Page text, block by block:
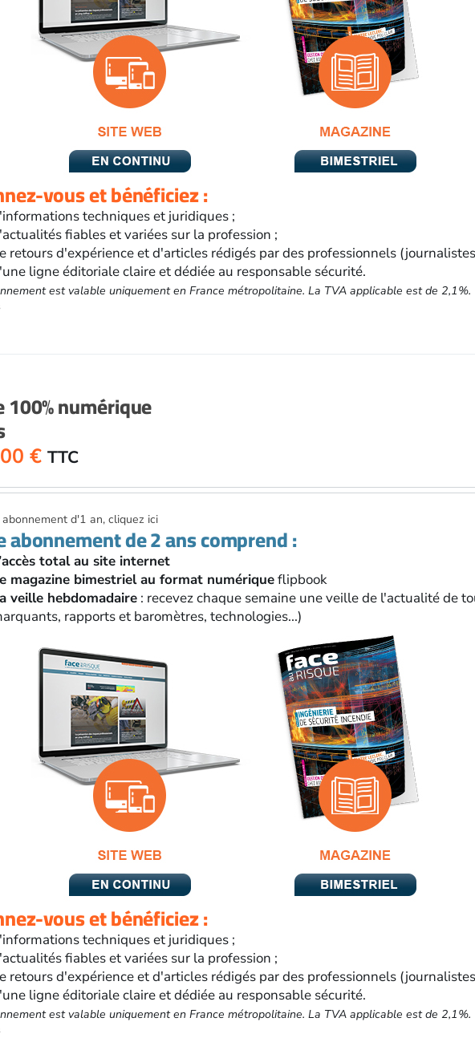
vous et bénéficiez :
techniques et juridiques ;
fiables et variées sur la profession ;
retours d'expérience et d'articles rédigés par des professionnels
ligne éditoriale claire et dédiée au responsable sécurité.
est valable uniquement en France métropolitaine. La TVA applicable est de 2,1%.
numérique
€ TTC
abonnement d'1 an, cliquez ici
abonnement de 2 ans comprend :
total au site internet
magazine bimestriel au format numériqueflipbook
veille hebdomadaire : recevez chaque semaine une veille de l'actualité de
rapports et baromètres, technologies...)
vous et bénéficiez :
techniques et juridiques ;
fiables et variées sur la profession ;
retours d'expérience et d'articles rédigés par des professionnels
ligne éditoriale claire et dédiée au responsable sécurité.
est valable uniquement en France métropolitaine. La TVA applicable est de 2,1%.